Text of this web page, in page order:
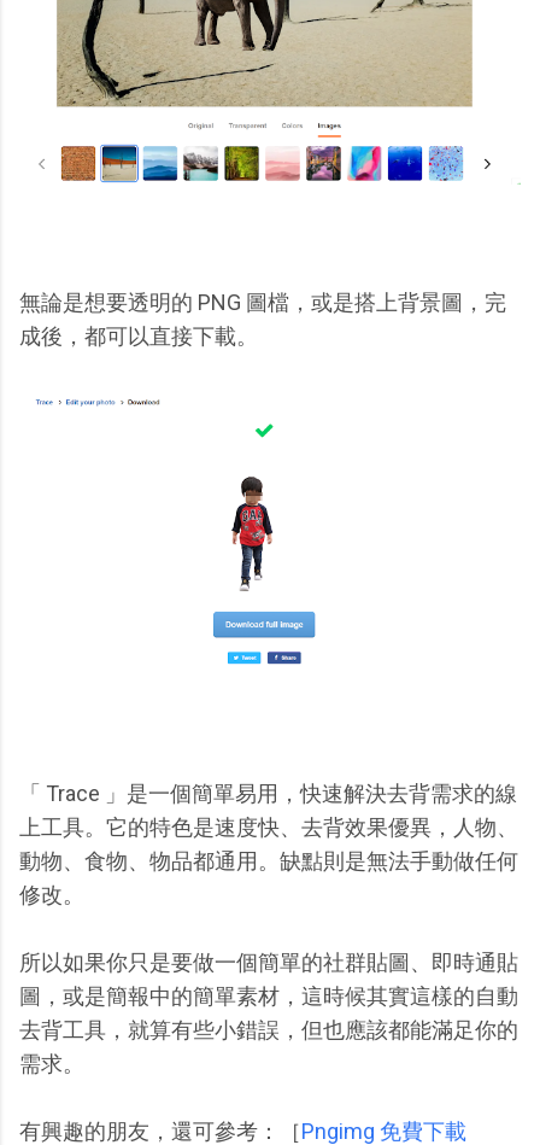
無論是想要透明的 PNG 圖檔，或是搭上背景圖，完
成後，都可以直接下載。
「 Trace 」是一個簡單易用，快速解決去背需求的線
上工具。它的特色是速度快、去背效果優異，人物、
動物、食物、物品都通用。缺點則是無法手動做任何
修改。
所以如果你只是要做一個簡單的社群貼圖、即時通貼
圖，或是簡報中的簡單素材，這時候其實這樣的自動
去背工具，就算有些小錯誤，但也應該都能滿足你的
需求。
有興趣的朋友，還可參考：［Pngimg 免費下載